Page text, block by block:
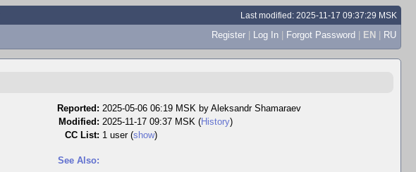
Last modified: 2025-11-17 09:37:29 MSK
Register | Log In | Forgot Password | EN | RU
Reported: 2025-05-06 06:19 MSK by Aleksandr Shamaraev
Modified: 2025-11-17 09:37 MSK (History)
CC List: 1 user (show)
See Also: